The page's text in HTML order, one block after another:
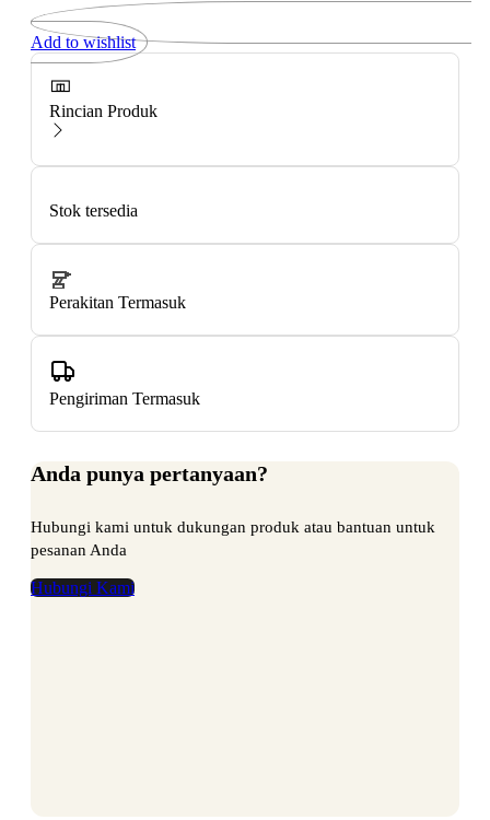
Add to wishlist
Rincian Produk
Stok tersedia
Perakitan Termasuk
Pengiriman Termasuk
Anda punya pertanyaan?
Hubungi kami untuk dukungan produk atau bantuan untuk
pesanan Anda
Hubungi Kami